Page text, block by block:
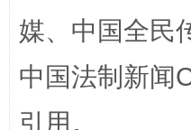
媒、中国全民
中国法制新闻
引用。